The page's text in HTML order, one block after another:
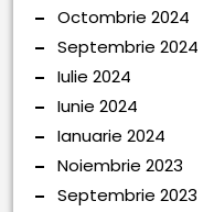
Octombrie 2024
Septembrie 2024
Iulie 2024
Iunie 2024
Ianuarie 2024
Noiembrie 2023
Septembrie 2023